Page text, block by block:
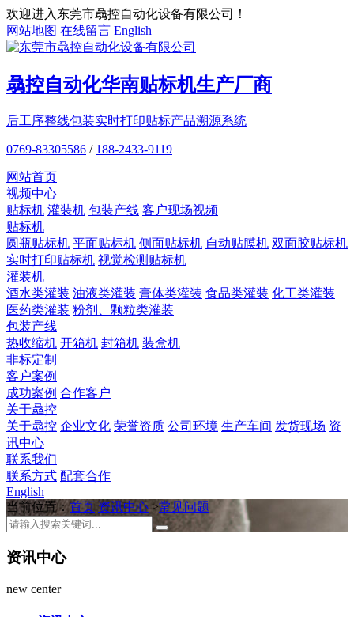
欢迎进入东莞市骉控自动化设备有限公司！
网站地图 在线留言 English
骉控自动化华南贴标机生产厂商
后工序整线包装实时打印贴标产品溯源系统
0769-83305586 / 188-2433-9119
网站首页
视频中心
贴标机 灌装机 包装产线 客户现场视频
贴标机
圆瓶贴标机 平面贴标机 侧面贴标机 自动贴膜机 双面胶贴标机
实时打印贴标机 视觉检测贴标机
灌装机
酒水类灌装 油液类灌装 膏体类灌装 食品类灌装 化工类灌装
医药类灌装 粉剂、颗粒类灌装
包装产线
热收缩机 开箱机 封箱机 装盒机
非标定制
客户案例
成功案例 合作客户
关于骉控
关于骉控 企业文化 荣誉资质 公司环境 生产车间 发货现场 资
讯中心
联系我们
联系方式 配套合作
English
当前位置：首页 资讯中心 >常见问题
资讯中心
new center